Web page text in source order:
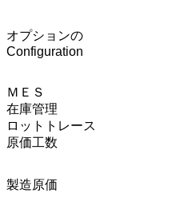
オプションの
Configuration
ＭＥＳ
在庫管理
ロットトレース
原価工数
製造原価